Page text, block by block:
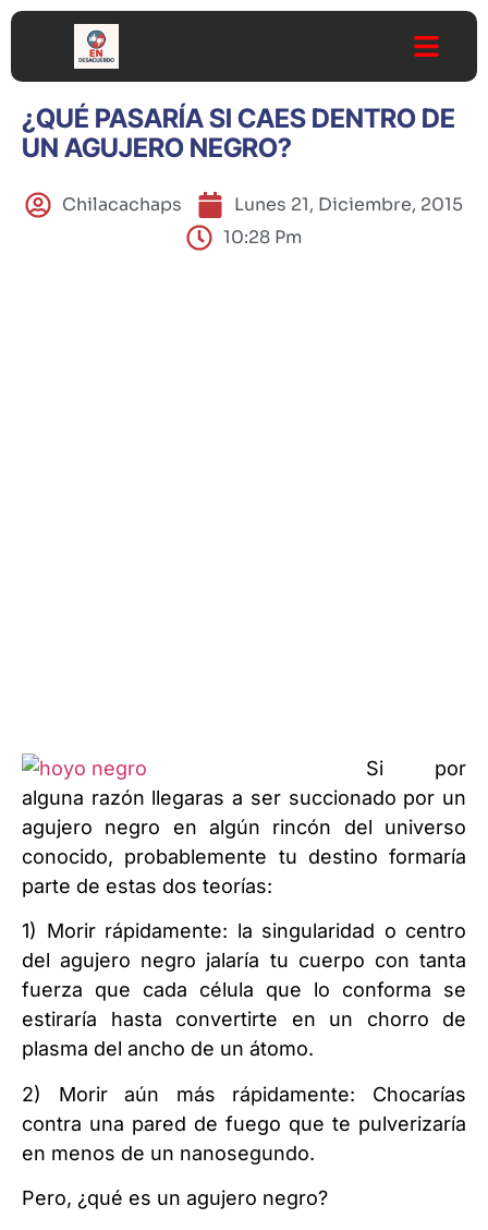
¿QUÉ PASARÍA SI CAES DENTRO DE
UN AGUJERO NEGRO?
Chilacachaps
Lunes 21, Diciembre, 2015
10:28 Pm
Si por
alguna razón llegaras a ser succionado por un
agujero negro
en algún rincón del universo
conocido, probablemente tu destino formaría
parte de estas dos teorías:
1) Morir rápidamente: la singularidad o centro
del agujero negro jalaría tu cuerpo con tanta
fuerza que cada célula que lo conforma se
estiraría hasta convertirte en un chorro de
plasma del ancho de un átomo.
2) Morir aún más rápidamente: Chocarías
contra una pared de fuego que te pulverizaría
en menos de un nanosegundo.
Pero, ¿qué es un agujero negro?